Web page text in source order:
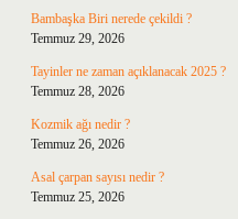
Bambaşka Biri nerede çekildi ?
Temmuz 29, 2026
Tayinler ne zaman açıklanacak 2025 ?
Temmuz 28, 2026
Kozmik ağı nedir ?
Temmuz 26, 2026
Asal çarpan sayısı nedir ?
Temmuz 25, 2026